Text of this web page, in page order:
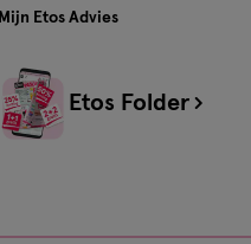
Mijn Etos Advies
Etos Folder